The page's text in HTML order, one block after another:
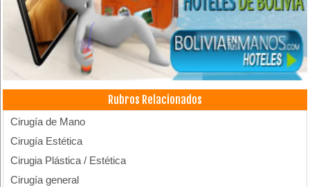
Rubros Relacionados
Cirugía de Mano
Cirugía Estética
Cirugia Plástica / Estética
Cirugía general